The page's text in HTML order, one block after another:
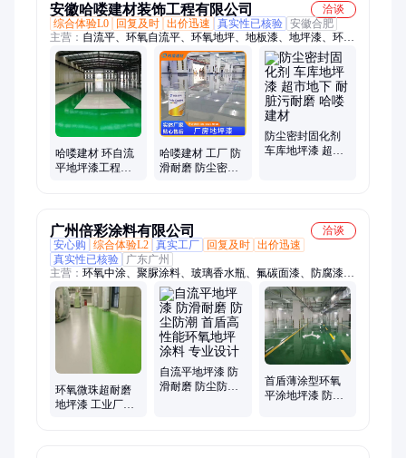
安徽哈喽建材装饰工程有限公司
洽谈
综合体验L0
回复及时 出价迅速 真实性已核验 安徽合肥
主营： 自流平、环氧自流平、环氧地坪、地板漆、地坪漆、环氧
地坪漆、环氧面漆、工业地坪、环氧地板、环氧树脂、地坪涂
料、地坪施工、彩砂地坪、地坪材料、耐磨地坪、固化剂地坪、
密封固化剂、固化剂水泥、水泥地坪、车库地坪、厂房地坪、车
位地坪
哈喽建材 环自流
平地坪漆工程耐
哈喽建材 工厂 防
滑耐磨 防尘密封
防尘密封固化剂
车库地坪漆 超市
广州倍彩涂料有限公司
洽谈
安心购
综合体验L2 真实工厂 回复及时 出价迅速
真实性已核验
广东广州
主营： 环氧中涂、聚脲涂料、玻璃香水瓶、氟碳面漆、防腐漆、
聚氨酯面漆、丙烯酸面漆、无机外墙漆、快干标线漆、环氧地坪
漆、环氧封闭底漆、水性玻璃烤漆、无机内墙面漆、无机富锌底
漆、环氧富锌底漆、无机内墙底漆、双组份标线漆、真石漆、丙
烯酸地坪漆、环氧云铁中间漆、地面专用标线漆、机场专用划线
漆、双组分划线漆、沥青改色涂料、路面标线涂料
环氧微珠超耐磨
地坪漆 工业厂房
自流平地坪漆 防
滑耐磨 防尘防潮
首盾薄涂型环氧
平涂地坪漆 防尘